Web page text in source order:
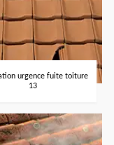
urgence fuite toiture
13